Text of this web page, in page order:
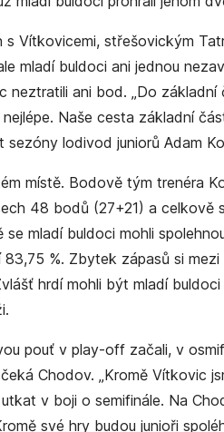
s Vítkovicemi, střešovickým
mladí buldoci ani jednou
ani bod. „Do základní
Naše cesta základní
lodivod juniorů Adam
místě. Bodově tým trenéra
48 bodů (27+21) a celkově
mladí buldoci mohli
%. Zbytek zápasů si mezi
hrdí mohli být mladí
pouť v play-off začali, v
Chodov. „Kromě Vítkovic
v boji o semifinále. Na
své hry budou junioři